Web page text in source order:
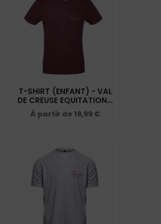
T-SHIRT (ENFANT) - VAL
DE CREUSE EQUITATION -
BORDEAUX - BC03TK
À partir de 19,99 €